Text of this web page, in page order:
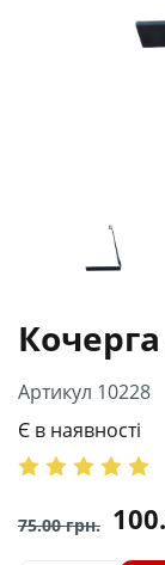
Артикул 10228
Є в наявності
75.00грн.